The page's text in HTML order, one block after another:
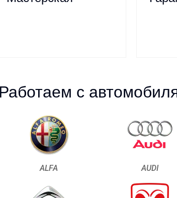
Работаем с
ALFA AUDI